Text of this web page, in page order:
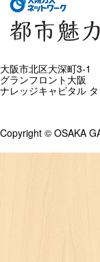
大阪市北区大深町3-1
グランフロント大阪
ナレッジキャピタル
Copyright © OSAKA